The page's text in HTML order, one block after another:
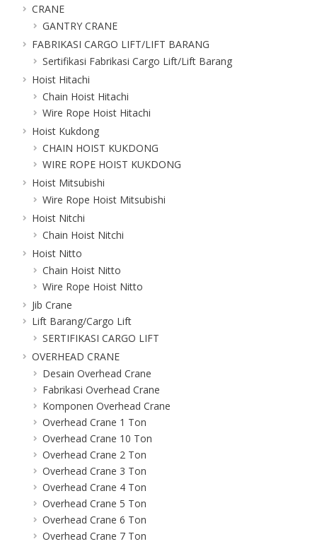
CRANE
GANTRY CRANE
FABRIKASI CARGO LIFT/LIFT BARANG
Sertifikasi Fabrikasi Cargo Lift/Lift Barang
Hoist Hitachi
Chain Hoist Hitachi
Wire Rope Hoist Hitachi
Hoist Kukdong
CHAIN HOIST KUKDONG
WIRE ROPE HOIST KUKDONG
Hoist Mitsubishi
Wire Rope Hoist Mitsubishi
Hoist Nitchi
Chain Hoist Nitchi
Hoist Nitto
Chain Hoist Nitto
Wire Rope Hoist Nitto
Jib Crane
Lift Barang/Cargo Lift
SERTIFIKASI CARGO LIFT
OVERHEAD CRANE
Desain Overhead Crane
Fabrikasi Overhead Crane
Komponen Overhead Crane
Overhead Crane 1 Ton
Overhead Crane 10 Ton
Overhead Crane 2 Ton
Overhead Crane 3 Ton
Overhead Crane 4 Ton
Overhead Crane 5 Ton
Overhead Crane 6 Ton
Overhead Crane 7 Ton